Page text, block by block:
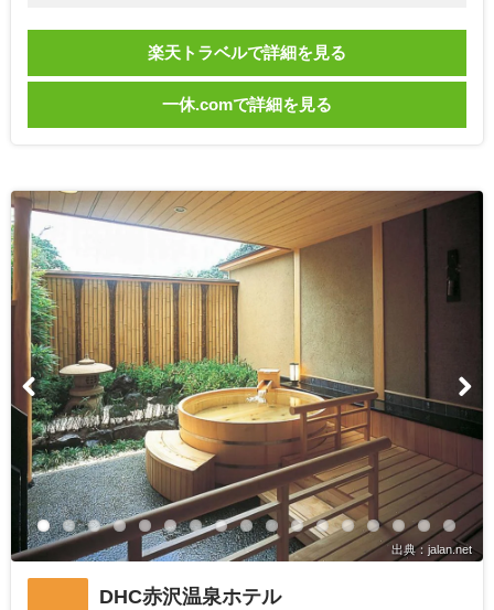
楽天トラベルで詳細を見る
一休.comで詳細を見る
出典：jalan.net
DHC赤沢温泉ホテル